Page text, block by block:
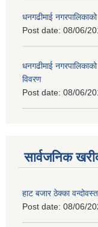
धनगढीमाई
Post date: 08/06/
धनगढीमाई
विवरण
Post date: 08/06/
सार्वजनिक
हाट बजार ठेक्का
Post date: 08/06/